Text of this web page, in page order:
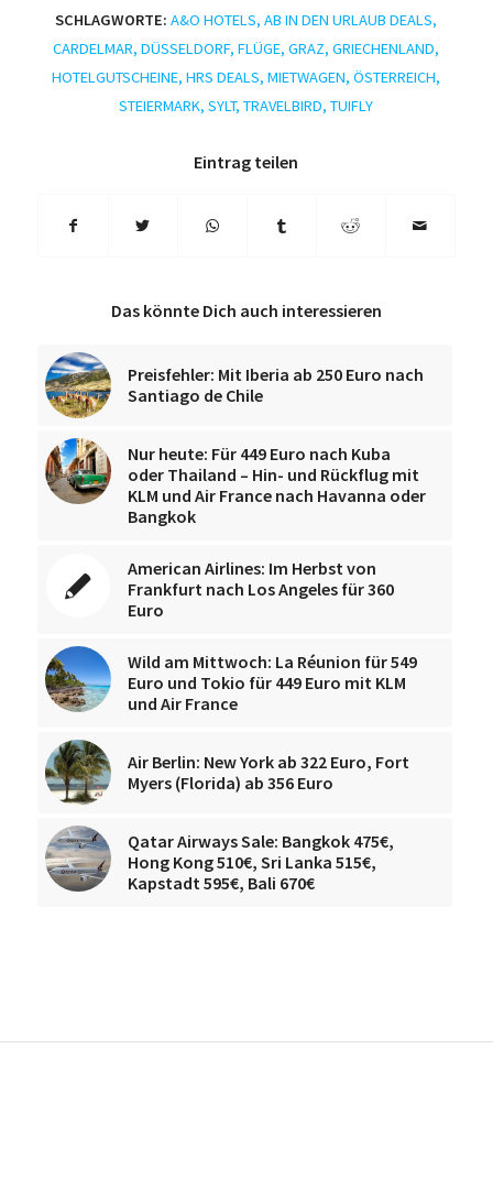
SCHLAGWORTE: A&O HOTELS,AB IN DEN URLAUB DEALS,
CARDELMAR,DÜSSELDORF,FLÜGE,GRAZ,GRIECHENLAND,
HOTELGUTSCHEINE,HRS DEALS,MIETWAGEN,ÖSTERREICH,
STEIERMARK,SYLT,TRAVELBIRD,TUIFLY
Eintrag teilen
Das könnte Dich auch interessieren
Preisfehler: Mit Iberia ab 250 Euro nach
Santiago de Chile
Nur heute: Für 449 Euro nach Kuba
oder Thailand – Hin- und Rückflug mit
KLM und Air France nach Havanna oder
Bangkok
American Airlines: Im Herbst von
Frankfurt nach Los Angeles für 360
Euro
Wild am Mittwoch: La Réunion für 549
Euro und Tokio für 449 Euro mit KLM
und Air France
Air Berlin: New York ab 322 Euro, Fort
Myers (Florida) ab 356 Euro
Qatar Airways Sale: Bangkok 475€,
Hong Kong 510€, Sri Lanka 515€,
Kapstadt 595€, Bali 670€